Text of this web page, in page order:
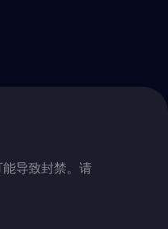
导致封禁。请